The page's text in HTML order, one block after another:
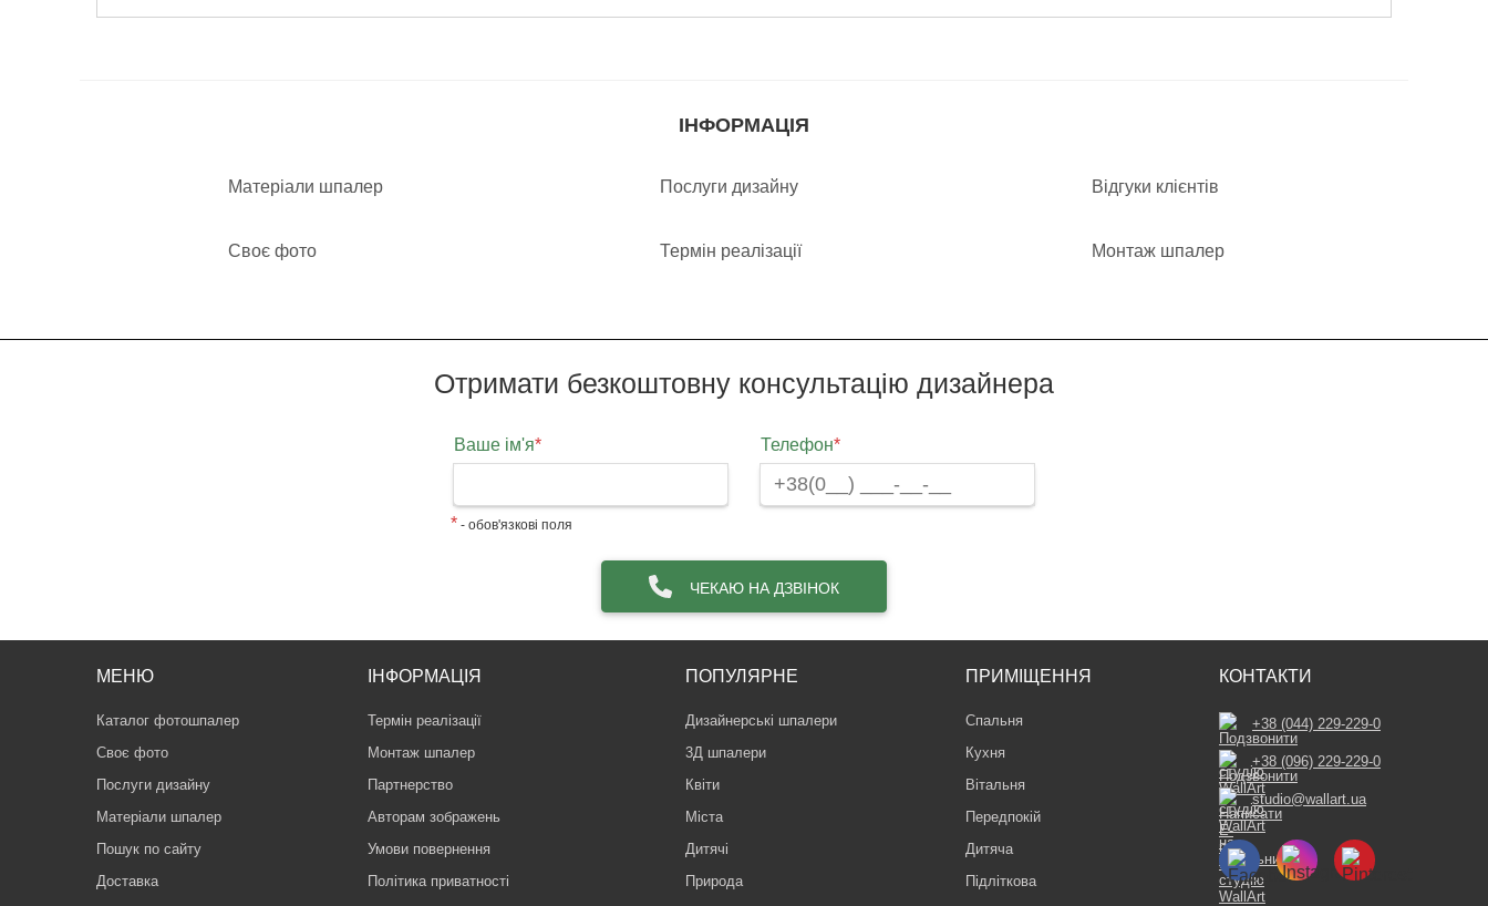
ІНФОРМАЦІЯ
Матеріали шпалер Послуги дизайну Відгуки клієнтів
Своє фото Термін реалізації Монтаж шпалер
Отримати безкоштовну консультацію дизайнера
Ваше ім'я* Телефон*
* - обов'язкові поля
ЧЕКАЮ НА ДЗВІНОК
МЕНЮ
Каталог фотошпалер
Своє фото
Послуги дизайну
Матеріали шпалер
Пошук по сайту
Доставка
ІНФОРМАЦІЯ
Термін реалізації
Монтаж шпалер
Партнерство
Авторам зображень
Умови повернення
Політика приватності
ПОПУЛЯРНЕ
Дизайнерські шпалери
3Д шпалери
Квіти
Міста
Дитячі
Природа
ПРИМІЩЕННЯ
Спальня
Кухня
Вітальня
Передпокій
Дитяча
Підліткова
КОНТАКТИ
+38 (044) 229-229-0
+38 (096) 229-229-0
studio@wallart.ua